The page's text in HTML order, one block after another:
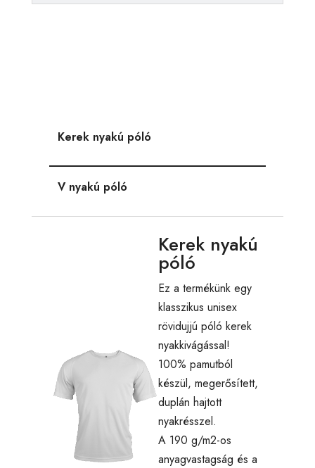
Kerek nyakú póló
V nyakú póló
Kerek nyakú
póló
Ez a termékünk egy
klasszikus unisex
rövidujjú póló kerek
nyakkivágással!
100% pamutból
készül, megerősített,
duplán hajtott
nyakrésszel.
A 190 g/m2-os
anyagvastagság és a